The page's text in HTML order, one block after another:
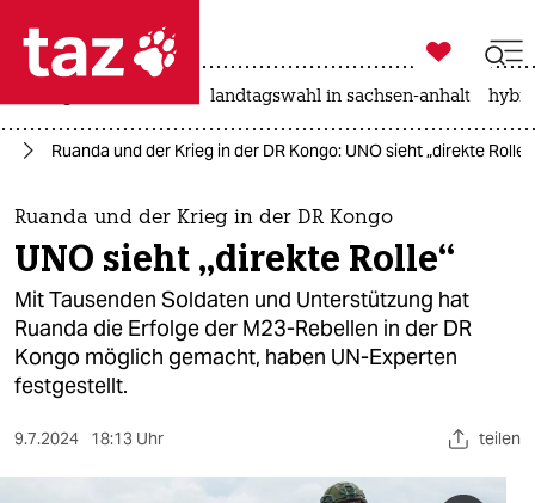
 taz zahl ich
taz zahl ich
themen
politik
öko
gesellschaft
kultur
sport

taz zahl ich
landtagswahl in sachsen-anhalt
Ruanda und der Krieg in der DR Kongo: UNO sieht „direkte Rolle“
Ruanda und der Krieg in der DR Kongo
UNO sieht „direkte Rolle“
Mit Tausenden Soldaten und Unterstützung hat
Ruanda die Erfolge der M23-Rebellen in der DR
Kongo möglich gemacht, haben UN-Experten
festgestellt.
9.7.2024 18:13 Uhr teilen